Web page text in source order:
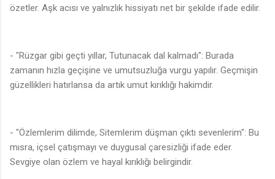
özetler. Aşk acısı ve yalnızlık hissiyatı net bir şekilde ifade edilir.
- "Rüzgar gibi geçti yıllar, Tutunacak dal kalmadı": Burada
zamanın hızla geçişine ve umutsuzluğa vurgu yapılır. Geçmişin
güzellikleri hatırlansa da artık umut kırıklığı hakimdir.
- "Özlemlerim dilimde, Sitemlerim düşman çıktı sevenlerim": Bu
mısra, içsel çatışmayı ve duygusal çaresizliği ifade eder.
Sevgiye olan özlem ve hayal kırıklığı belirgindir.